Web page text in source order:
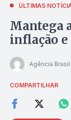
ÚLTIMAS
Mantega
inflação
Agência Brasil
COMPARTILHAR